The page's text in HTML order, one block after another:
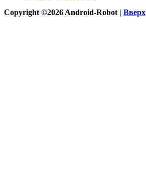
Copyright ©2026 Android-Robot | Вверх